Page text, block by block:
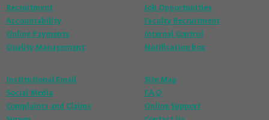
Recruitment
Accountability
Online Payments
Quality Management
Job Opportunities
Faculty Recruitment
Internal Control
Notification box
Institutional Email
Social Media
Complaints and Claims
Site Map
F.A.Q
Online Support